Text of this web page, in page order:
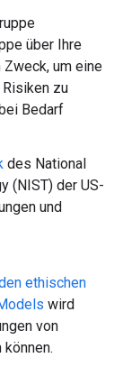
über Ihre
um eine
zu
Bedarf
des National
(NIST) der US-
und
ethischen
wird
von